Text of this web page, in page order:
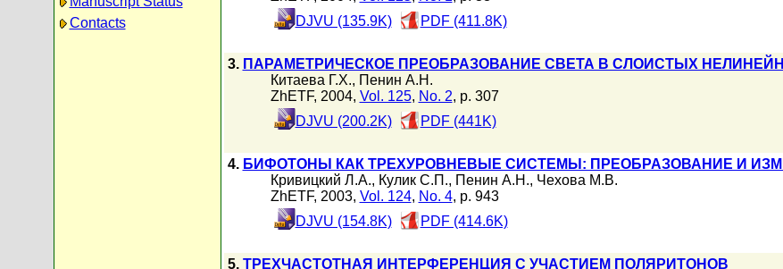
Contacts
DJVU (135.9K)
PDF (411.8K)
3. ПАРАМЕТРИЧЕСКОЕ ПРЕОБРАЗОВАНИЕ СВЕТА В СЛОИСТЫХ
Китаева Г.Х., Пенин А.Н.
ZhETF, 2004, Vol. 125, No. 2, p. 307
DJVU (200.2K)
PDF (441K)
4. БИФОТОНЫ КАК ТРЕХУРОВНЕВЫЕ СИСТЕМЫ: ПРЕОБРАЗОВАНИЕ И
Кривицкий Л.А., Кулик С.П., Пенин А.Н., Чехова М.В.
ZhETF, 2003, Vol. 124, No. 4, p. 943
DJVU (154.8K)
PDF (414.6K)
5. ТРЕХЧАСТОТНАЯ ИНТЕРФЕРЕНЦИЯ С УЧАСТИЕМ ПОЛЯРИТОНОВ